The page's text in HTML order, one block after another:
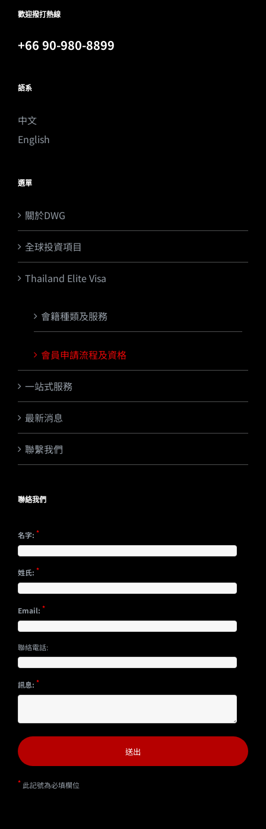
歡迎撥打熱線
+66 90-980-8899
語系
中文
English
選單
關於DWG
全球投資項目
Thailand Elite Visa
會籍種類及服務
會員申請流程及資格
一站式服務
最新消息
聯繫我們
聯絡我們
名字: *
姓氏: *
Email: *
聯絡電話:
訊息: *
* 此記號為必填欄位